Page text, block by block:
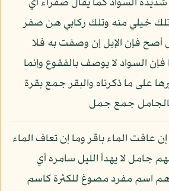
السواد كما يقال صفراء أي
خيلي منه وتلك ركابي هن صفر
أصح فإن الإبل إن وصفت به فلا
السواد لا يوصف بالفقوع وإنما
على ما ذكرناه والبقر جمع بقرة
جمع جمل
عافت الماء باقر وما إن تعاف الماء
جامل لا يهدأ الليل سامره أي
اسم مفرد مصوغ للكثرة كاسم